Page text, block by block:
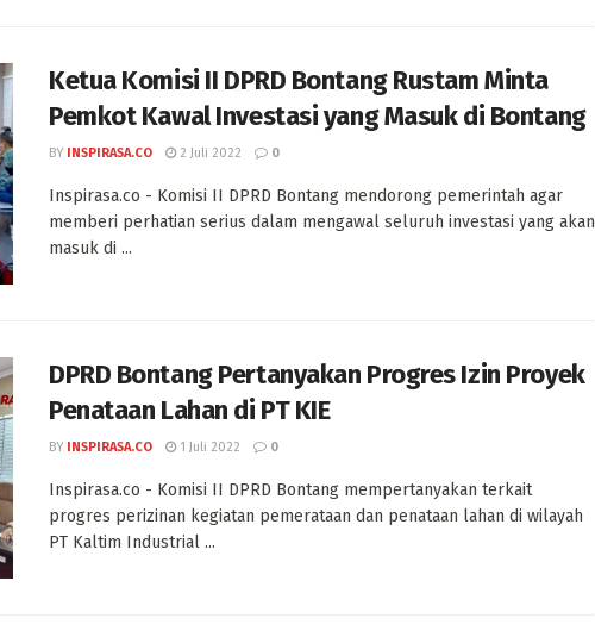
Ketua Komisi II DPRD Bontang Rustam Minta
Pemkot Kawal Investasi yang Masuk di Bontang
BY INSPIRASA.CO 2 Juli 2022 0
Inspirasa.co - Komisi II DPRD Bontang mendorong pemerintah agar
memberi perhatian serius dalam mengawal seluruh investasi yang akan
masuk di ...
DPRD Bontang Pertanyakan Progres Izin Proyek
Penataan Lahan di PT KIE
BY INSPIRASA.CO 1 Juli 2022 0
Inspirasa.co - Komisi II DPRD Bontang mempertanyakan terkait
progres perizinan kegiatan pemerataan dan penataan lahan di wilayah
PT Kaltim Industrial ...